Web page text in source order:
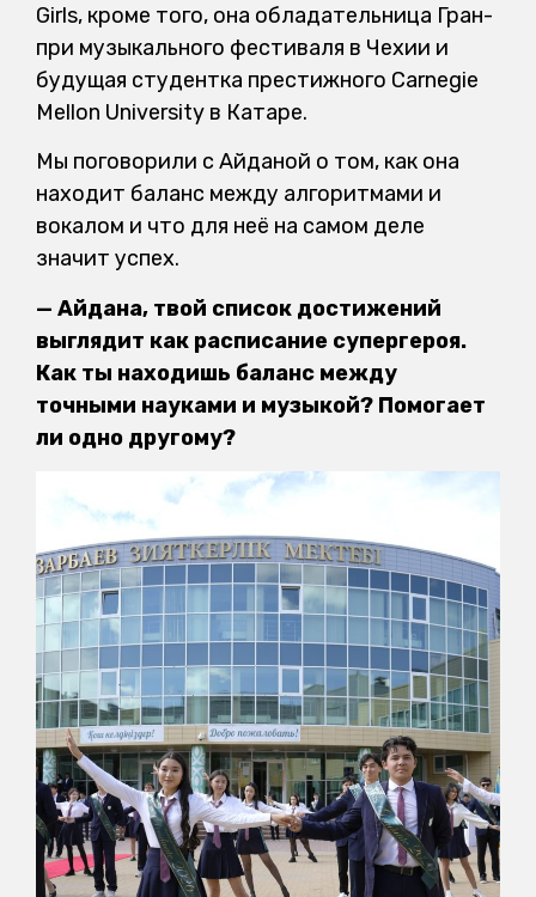
Girls, кроме того, она обладательница Гран-
при музыкального фестиваля в Чехии и
будущая студентка престижного Carnegie
Mellon University в Катаре.
Мы поговорили с Айданой о том, как она
находит баланс между алгоритмами и
вокалом и что для неё на самом деле
значит успех.
— Айдана, твой список достижений
выглядит как расписание супергероя.
Как ты находишь баланс между
точными науками и музыкой? Помогает
ли одно другому?